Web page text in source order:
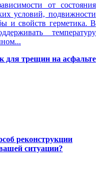
от состояния
условий, подвижности
и свойств герметика. В
температуру
для трещин на асфальте
реконструкции
ситуации?